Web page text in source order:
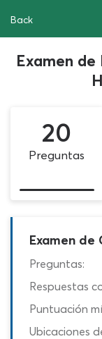
Back
Examen
20
Preguntas
Examen de
Preguntas:
Respuestas
Puntuación
Ubicaciones